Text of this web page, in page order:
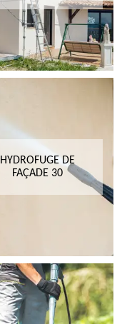
HYDROFUGE DE
FAÇADE 30